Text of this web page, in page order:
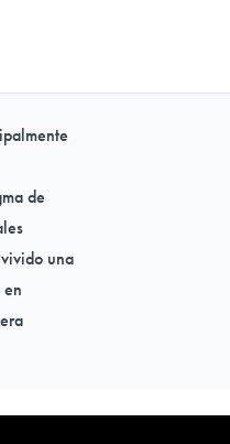
de
una
tarde